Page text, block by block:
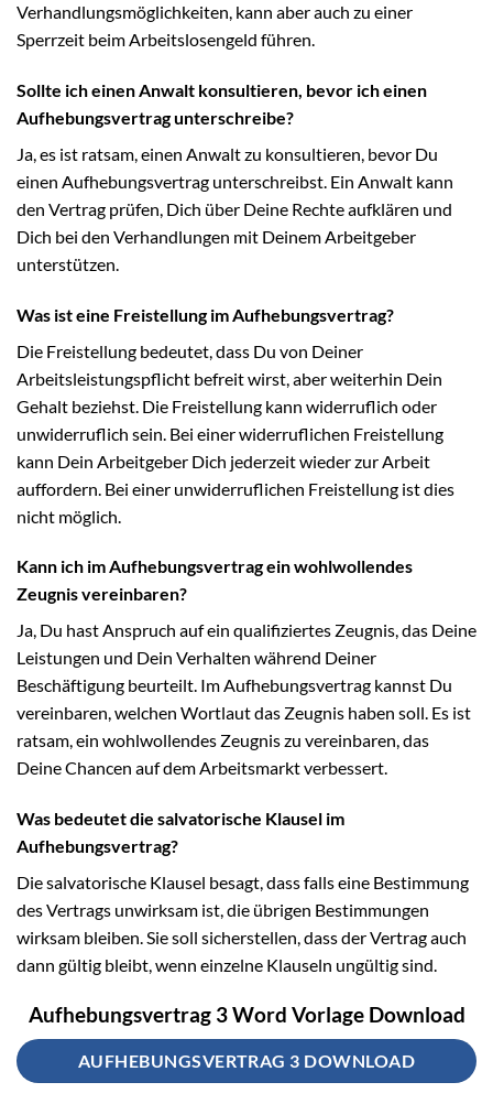
Verhandlungsmöglichkeiten, kann aber auch zu einer
Sperrzeit beim Arbeitslosengeld führen.
Sollte ich einen Anwalt konsultieren, bevor ich einen
Aufhebungsvertrag unterschreibe?
Ja, es ist ratsam, einen Anwalt zu konsultieren, bevor Du
einen Aufhebungsvertrag unterschreibst. Ein Anwalt kann
den Vertrag prüfen, Dich über Deine Rechte aufklären und
Dich bei den Verhandlungen mit Deinem Arbeitgeber
unterstützen.
Was ist eine Freistellung im Aufhebungsvertrag?
Die Freistellung bedeutet, dass Du von Deiner
Arbeitsleistungspflicht befreit wirst, aber weiterhin Dein
Gehalt beziehst. Die Freistellung kann widerruflich oder
unwiderruflich sein. Bei einer widerruflichen Freistellung
kann Dein Arbeitgeber Dich jederzeit wieder zur Arbeit
auffordern. Bei einer unwiderruflichen Freistellung ist dies
nicht möglich.
Kann ich im Aufhebungsvertrag ein wohlwollendes
Zeugnis vereinbaren?
Ja, Du hast Anspruch auf ein qualifiziertes Zeugnis, das Deine
Leistungen und Dein Verhalten während Deiner
Beschäftigung beurteilt. Im Aufhebungsvertrag kannst Du
vereinbaren, welchen Wortlaut das Zeugnis haben soll. Es ist
ratsam, ein wohlwollendes Zeugnis zu vereinbaren, das
Deine Chancen auf dem Arbeitsmarkt verbessert.
Was bedeutet die salvatorische Klausel im
Aufhebungsvertrag?
Die salvatorische Klausel besagt, dass falls eine Bestimmung
des Vertrags unwirksam ist, die übrigen Bestimmungen
wirksam bleiben. Sie soll sicherstellen, dass der Vertrag auch
dann gültig bleibt, wenn einzelne Klauseln ungültig sind.
Aufhebungsvertrag 3 Word Vorlage Download
AUFHEBUNGSVERTRAG 3 DOWNLOAD